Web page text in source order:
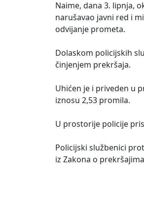
Naime, dana 3. lipnja,
narušavao javni red i
odvijanje prometa.
Dolaskom policijskih
činjenjem prekršaja.
Uhićen je i priveden u
iznosu 2,53 promila.
U prostorije policije
Policijski službenici
iz Zakona o